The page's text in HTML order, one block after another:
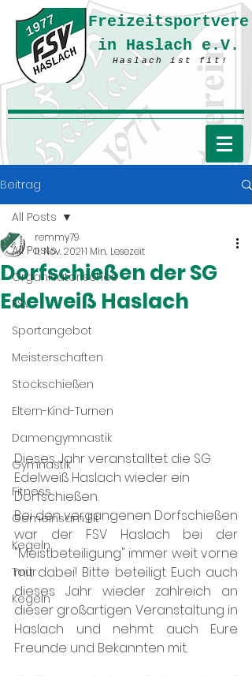
Freizeitsportvere
in Haslach e.V.
Haslach ist fit!
Beitrag
All Posts
Organisatorisches
FSV
Sportangebot
Meisterschaften
Stockschießen
Eltern-Kind-Turnen
Damengymnastik
Gymnastik
Fitness
Gemeinsam Fit
Kegeln
Tour
Kegeln
All Posts
Dorfschießen der SG
Edelweiß Haslach
remmy79
11. Nov. 20211 Min. Lesezeit
Dieses Jahr veranstalltet die SG
Edelweiß Haslach wieder ein
Dorfschießen.
Bei den vergangenen Dorfschießen
war der FSV Haslach bei der
"Meistbeteiligung" immer weit vorne
mit dabei! Bitte beteiligt Euch auch
dieses Jahr wieder zahlreich an
dieser großartigen Veranstaltung in
Haslach und nehmt auch Eure
Freunde und Bekannten mit.